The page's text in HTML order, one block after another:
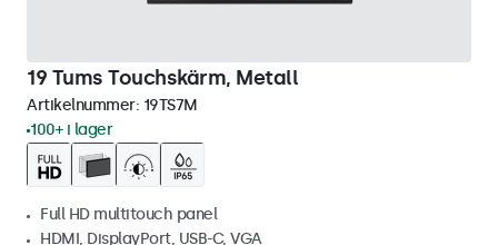
19 Tums Touchskärm, Metall
Artikelnummer: 19TS7M
100+ i lager
Full HD multitouch panel
HDMI, DisplayPort, USB-C, VGA